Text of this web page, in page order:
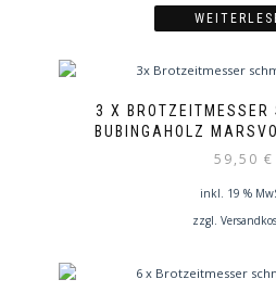
3 X BROTZEITMESSER
BUBINGAHOLZ
59,50 €
inkl. 19 %
zzgl.